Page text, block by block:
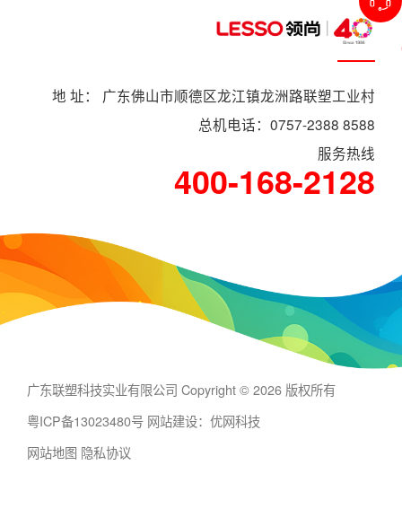
地 址： 广东佛山市顺德区龙江镇龙洲路联塑工业村
总机电话：0757-2388 8588
服务热线
400-168-2128
广东联塑科技实业有限公司 Copyright © 2026 版权所有
粤ICP备13023480号 网站建设：优网科技
网站地图 隐私协议